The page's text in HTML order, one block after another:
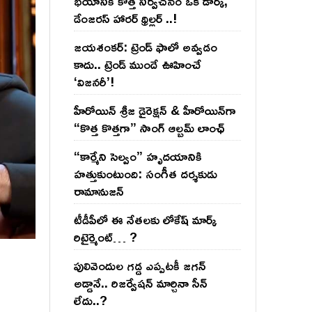
డేంజరస్ హారర్ థ్రిల్లర్ ..!
జయశంకర్: ట్రెండ్‌ ఫాలో అవ్వడం
కాదు.. ట్రెండ్‌ ముందే ఊహించే
‘విజనరీ’!
హీరోయిన్ శ్రీజ డైరెక్ష‌న్ & హీరోయిన్‌గా
“కొత్త కొత్తగా” సాంగ్ ఆల్బమ్ లాంఛ్
“కార్మేని సెల్వం” హృదయానికి
హత్తుకుంటుంది: సంగీత దర్శకుడు
రామానుజన్
టీడీపీలో ఈ నేత‌ల‌కు లోకేష్ మార్క్
రిటైర్మెంట్‌… ?
పులివెందుల గ‌డ్డ ఎప్ప‌ట‌కీ జ‌గ‌న్
అడ్డానే.. రిజ‌ర్వేష‌న్ మార్చినా సీన్
లేదు..?